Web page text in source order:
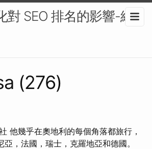
對 SEO 排名的影響-網
(276)
他幾乎在奧地利的每個角落都旅行，
，法國，瑞士，克羅地亞和德國。